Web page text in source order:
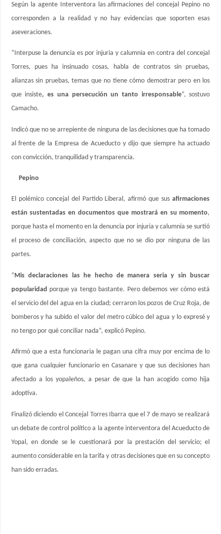
Según la agente Interventora las afirmaciones del concejal Pepino no
corresponden a la realidad y no hay evidencias que soporten esas
aseveraciones.
“Interpuse la denuncia es por injuria y calumnia en contra del concejal
Torres, pues ha insinuado cosas, habla de contratos sin pruebas,
alianzas sin pruebas, temas que no tiene cómo demostrar pero en los
que insiste, es una persecución un tanto irresponsable”, sostuvo
Camacho.
Indicó que no se arrepiente de ninguna de las decisiones que ha tomado
al frente de la Empresa de Acueducto y dijo que siempre ha actuado
con convicción, tranquilidad y transparencia.
Pepino
El polémico concejal del Partido Liberal, afirmó que susafirmaciones
están sustentadas en documentos que mostrará en su momento,
porque hasta el momento en la denuncia por injuria y calumnia se surtió
el proceso de conciliación, aspecto que no se dio por ninguna de las
partes.
“ Mis declaraciones las he hecho de manera seria y sin buscar
popularidad porque ya tengo bastante. Pero debemos ver cómo está
el servicio del del agua en la ciudad; cerraron los pozos de Cruz Roja, de
bomberos y ha subido el valor del metro cúbico del agua y lo expresé y
no tengo por qué conciliar nada”, explicó Pepino.
Afirmó que a esta funcionaria le pagan una cifra muy por encima de lo
que gana cualquier funcionario en Casanare y que sus decisiones han
afectado a los yopaleños, a pesar de que la han acogido como hija
adoptiva.
Finalizó diciendo el Concejal Torres Ibarra que el 7 de mayo se realizará
un debate de control político a la agente interventora del Acueducto de
Yopal, en donde se le cuestionará por la prestación del servicio; el
aumento considerable en la tarifa y otras decisiones que en su concepto
han sido erradas.